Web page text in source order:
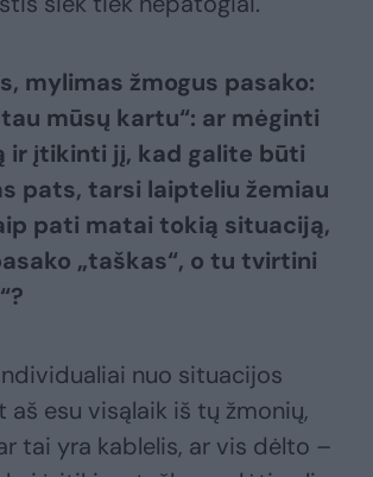
mylimas žmogus pasako:
mūsų kartu“: ar mėginti
ir įtikinti jį, kad galite būti
pats, tarsi laipteliu žemiau
pati matai tokią situaciją,
„taškas“, o tu tvirtini
nuo situacijos
aš esu visąlaik iš tų žmonių,
tai yra kablelis, ar vis dėlto –